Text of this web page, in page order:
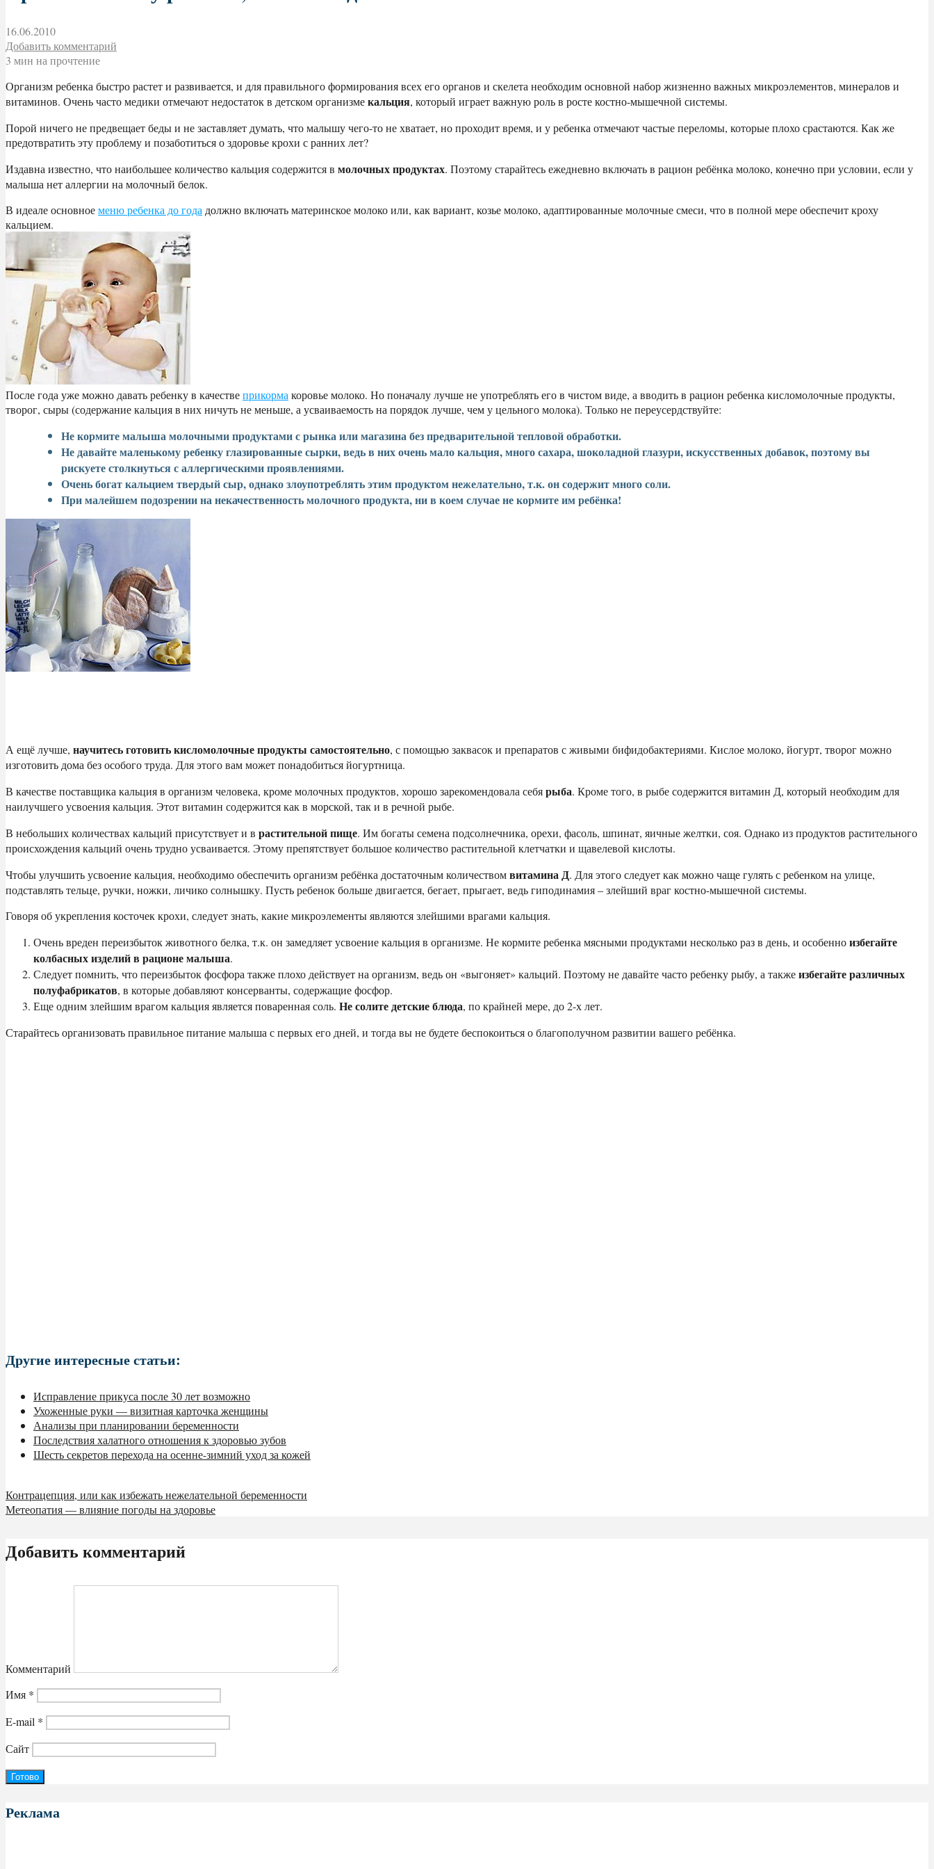
16.06.2010
Добавить комментарий
3 мин на прочтение
Организм ребенка быстро растет и развивается, и для правильного формирования всех его органов и скелета необходим основной набор жизненно важных микроэлементов, минералов и
витаминов. Очень часто медики отмечают недостаток в детском организмекальция, который играет важную роль в росте костно-мышечной системы.
Порой ничего не предвещает беды и не заставляет думать, что малышу чего-то не хватает, но проходит время, и у ребенка отмечают частые переломы, которые плохо срастаются. Как же
предотвратить эту проблему и позаботиться о здоровье крохи с ранних лет?
Издавна известно, что наибольшее количество кальция содержится в молочных продуктах. Поэтому старайтесь ежедневно включать в рацион ребёнка молоко, конечно при условии, если у
малыша нет аллергии на молочный белок.
В идеале основноеменю ребенка до года должно включать материнское молоко или, как вариант, козье молоко, адаптированные молочные смеси, что в полной мере обеспечит кроху
кальцием.
После года уже можно давать ребенку в качествеприкорма коровье молоко. Но поначалу лучше не употреблять его в чистом виде, а вводить в рацион ребенка кисломолочные продукты,
творог, сыры (содержание кальция в них ничуть не меньше, а усваиваемость на порядок лучше, чем у цельного молока). Только не переусердствуйте:
Не кормите малыша молочными продуктами с рынка или магазина без предварительной тепловой обработки.
Не давайте маленькому ребенку глазированные сырки, ведь в них очень мало кальция, много сахара, шоколадной глазури, искусственных добавок, поэтому вы
рискуете столкнуться с аллергическими проявлениями.
Очень богат кальцием твердый сыр, однако злоупотреблять этим продуктом нежелательно, т.к. он содержит много соли.
При малейшем подозрении на некачественность молочного продукта, ни в коем случае не кормите им ребёнка!
А ещё лучше, научитесь готовить кисломолочные продукты самостоятельно, с помощью заквасок и препаратов с живыми бифидобактериями. Кислое молоко, йогурт, творог можно
изготовить дома без особого труда. Для этого вам может понадобиться йогуртница.
В качестве поставщика кальция в организм человека, кроме молочных продуктов, хорошо зарекомендовала себярыба. Кроме того, в рыбе содержится витамин Д, который необходим для
наилучшего усвоения кальция. Этот витамин содержится как в морской, так и в речной рыбе.
В небольших количествах кальций присутствует и в растительной пище. Им богаты семена подсолнечника, орехи, фасоль, шпинат, яичные желтки, соя. Однако из продуктов растительного
происхождения кальций очень трудно усваивается. Этому препятствует большое количество растительной клетчатки и щавелевой кислоты.
Чтобы улучшить усвоение кальция, необходимо обеспечить организм ребёнка достаточным количествомвитамина Д. Для этого следует как можно чаще гулять с ребенком на улице,
подставлять тельце, ручки, ножки, личико солнышку. Пусть ребенок больше двигается, бегает, прыгает, ведь гиподинамия – злейший враг костно-мышечной системы.
Говоря об укрепления косточек крохи, следует знать, какие микроэлементы являются злейшими врагами кальция.
Очень вреден переизбыток животного белка, т.к. он замедляет усвоение кальция в организме. Не кормите ребенка мясными продуктами несколько раз в день, и особенноизбегайте
колбасных изделий в рационе малыша.
Следует помнить, что переизбыток фосфора также плохо действует на организм, ведь он «выгоняет» кальций. Поэтому не давайте часто ребенку рыбу, а такжеизбегайте различных
полуфабрикатов, в которые добавляют консерванты, содержащие фосфор.
Еще одним злейшим врагом кальция является поваренная соль. Не солите детские блюда, по крайней мере, до 2-х лет.
Старайтесь организовать правильное питание малыша с первых его дней, и тогда вы не будете беспокоиться о благополучном развитии вашего ребёнка.
Другие интересные статьи:
Исправление прикуса после 30 лет возможно
Ухоженные руки — визитная карточка женщины
Анализы при планировании беременности
Последствия халатного отношения к здоровью зубов
Шесть секретов перехода на осенне-зимний уход за кожей
Контрацепция, или как избежать нежелательной беременности
Метеопатия — влияние погоды на здоровье
Добавить комментарий
Комментарий
Имя *
E-mail *
Сайт
Реклама